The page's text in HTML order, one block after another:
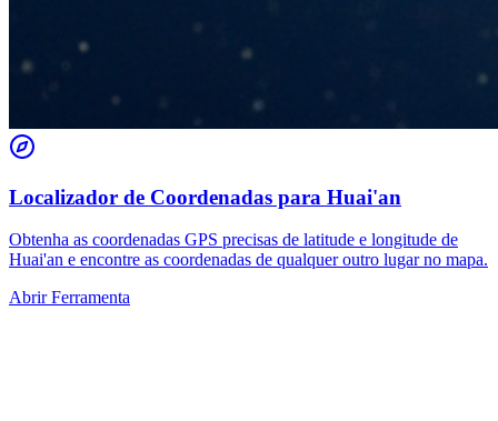
Localizador de Coordenadas para Huai'an
Obtenha as coordenadas GPS precisas de latitude e longitude de
Huai'an e encontre as coordenadas de qualquer outro lugar no mapa.
Abrir Ferramenta